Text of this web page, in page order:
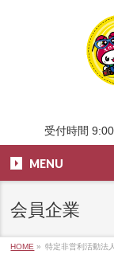
受付時間
MENU
会員企業
HOME » 特定非営利活動